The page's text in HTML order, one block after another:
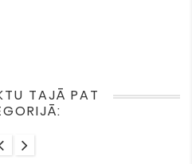
TAJĀ PAT